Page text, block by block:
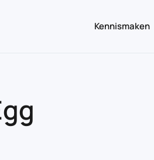
Kennismaken